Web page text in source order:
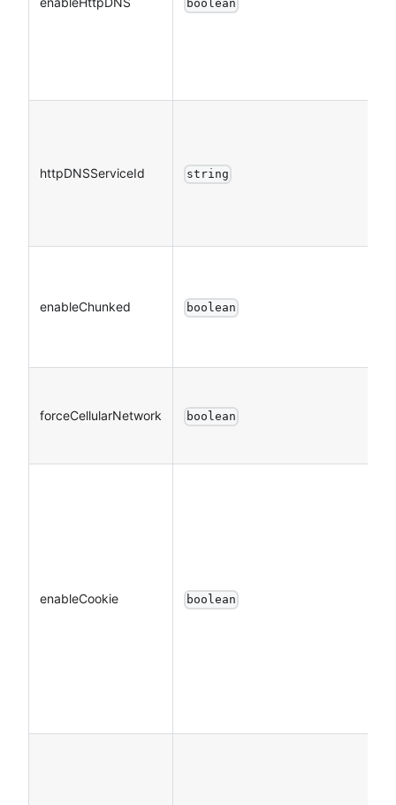
boolean
httpDNSServiceId string
enableChunked boolean
forceCellularNetwork boolean
enableCookie boolean